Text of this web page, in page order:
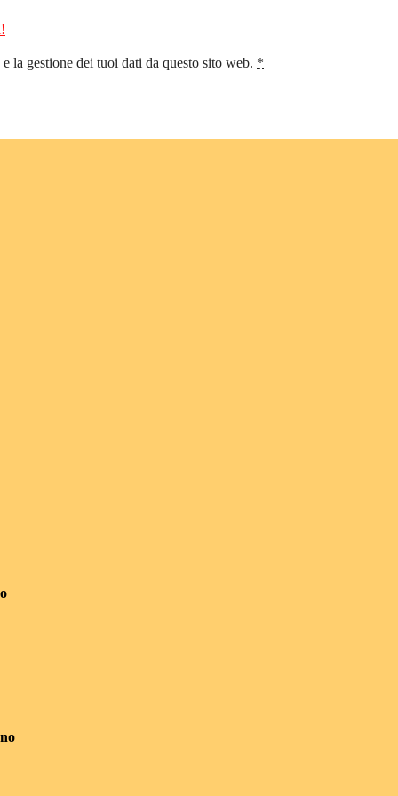
la gestione dei tuoi dati da questo sito web. *